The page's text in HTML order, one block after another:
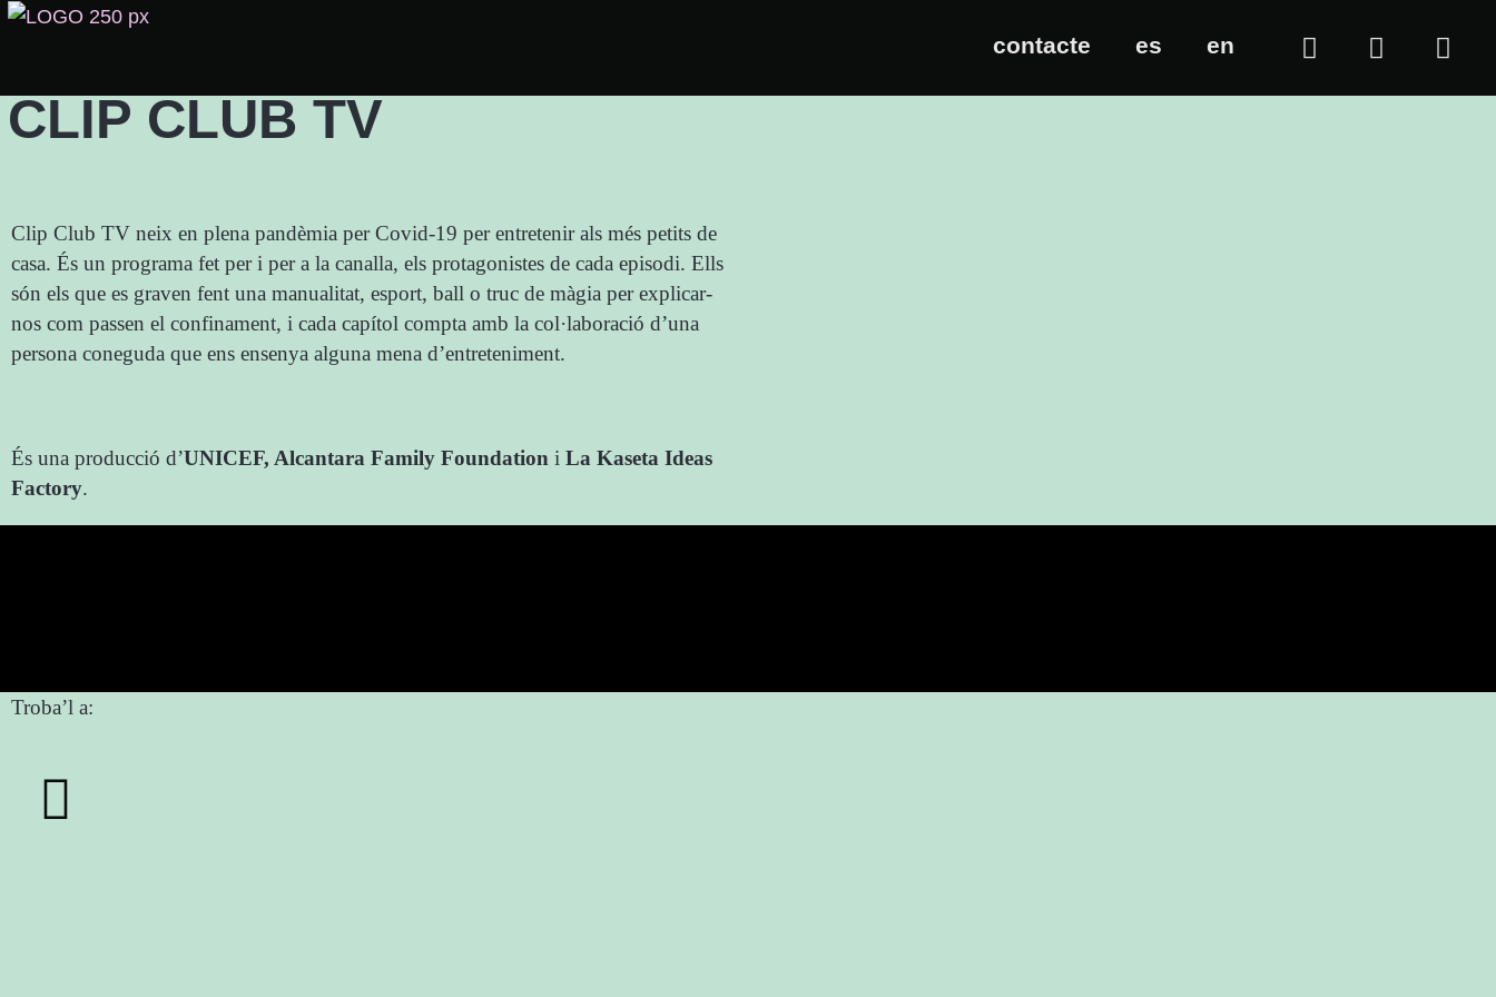
contacte es en
CLIP CLUB TV
Clip Club TV neix en plena pandèmia per Covid-19 per entretenir als més petits de
casa. És un programa fet per i per a la canalla, els protagonistes de cada episodi. Ells
són els que es graven fent una manualitat, esport, ball o truc de màgia per explicar-
nos com passen el confinament, i cada capítol compta amb la col·laboració d’una
persona coneguda que ens ensenya alguna mena d’entreteniment.
És una producció d’UNICEF, Alcantara Family Foundation i La Kaseta Ideas
Factory.
Troba’l a: